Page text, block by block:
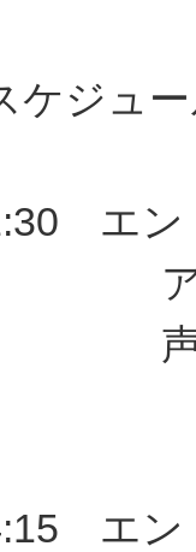
ケジュ
エン
アイ
声
エン